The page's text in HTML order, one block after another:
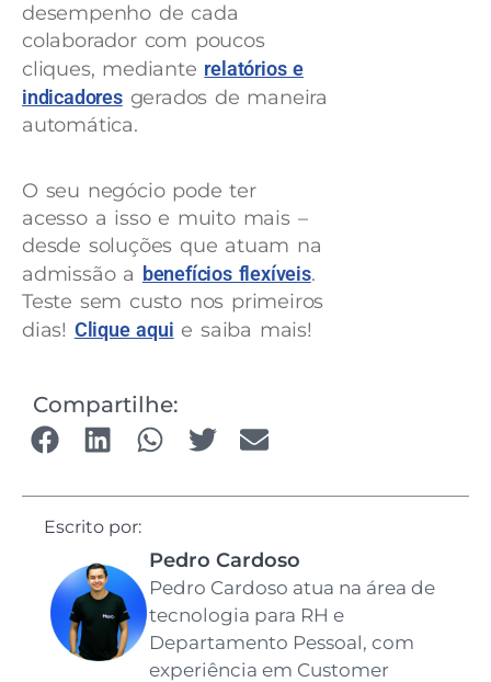
desempenho de cada
colaborador com poucos
cliques, mediante relatórios e
indicadoresgerados de maneira
automática.
O seu negócio pode ter
acesso a isso e muito mais –
desde soluções que atuam na
admissão a benefícios flexíveis.
Teste sem custo nos primeiros
dias! Clique aqui e saiba mais!
Compartilhe:
Escrito por:
Pedro Cardoso
Pedro Cardoso atua na área de
tecnologia para RH e
Departamento Pessoal, com
experiência em Customer